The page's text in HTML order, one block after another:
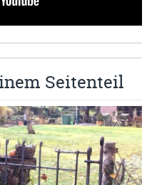
Seitenteil